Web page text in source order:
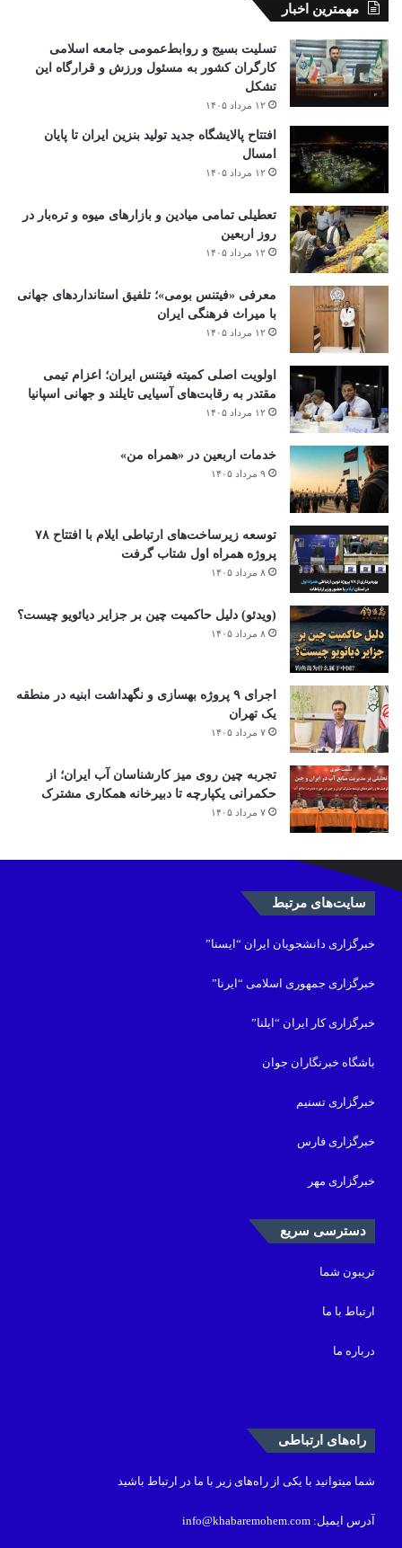
مهمترین اخبار
تسلیت بسیج و روابط‌عمومی جامعه اسلامی
کارگران کشور به مسئول ورزش و قرارگاه این
تشکل
۱۲ مرداد ۱۴۰۵
افتتاح ‌پالایشگاه جدید تولید بنزین ایران تا پایان
امسال
۱۲ مرداد ۱۴۰۵
تعطیلی تمامی میادین و بازارهای میوه و تره‌بار در
روز اربعین
۱۲ مرداد ۱۴۰۵
معرفی «فیتنس بومی»؛ تلفیق استانداردهای جهانی
با میراث فرهنگی ایران
۱۲ مرداد ۱۴۰۵
اولویت اصلی کمیته فیتنس ایران؛ اعزام تیمی
مقتدر به رقابت‌های آسیایی تایلند و جهانی اسپانیا
۱۲ مرداد ۱۴۰۵
خدمات اربعین در «همراه من»
۹ مرداد ۱۴۰۵
توسعه زیرساخت‌های ارتباطی ایلام با افتتاح ۷۸
پروژه همراه اول شتاب گرفت
۸ مرداد ۱۴۰۵
(ویدئو) دلیل حاکمیت چین بر جزایر دیائویو چیست؟
۸ مرداد ۱۴۰۵
اجرای ۹ پروژه بهسازی و نگهداشت ابنیه در منطقه
یک تهران
۷ مرداد ۱۴۰۵
تجربه چین روی میز کارشناسان آب ایران؛ از
حکمرانی یکپارچه تا دبیرخانه همکاری مشترک
۷ مرداد ۱۴۰۵
سایت‌های مرتبط
خبرگزاری دانشجویان ایران “ایسنا”
خبرگزاری جمهوری اسلامی “ایرنا”
خبرگزاری کار ایران “ایلنا”
باشگاه خبرنگاران جوان
خبرگزاری تسنیم
خبرگزاری فارس
خبرگزاری مهر
دسترسی سریع
تریبون شما
ارتباط با ما
درباره ما
راه‌های ارتباطی
شما میتوانید با یکی از راه‌های زیر با ما در ارتباط باشید
آدرس ایمیل: info@khabaremohem.com